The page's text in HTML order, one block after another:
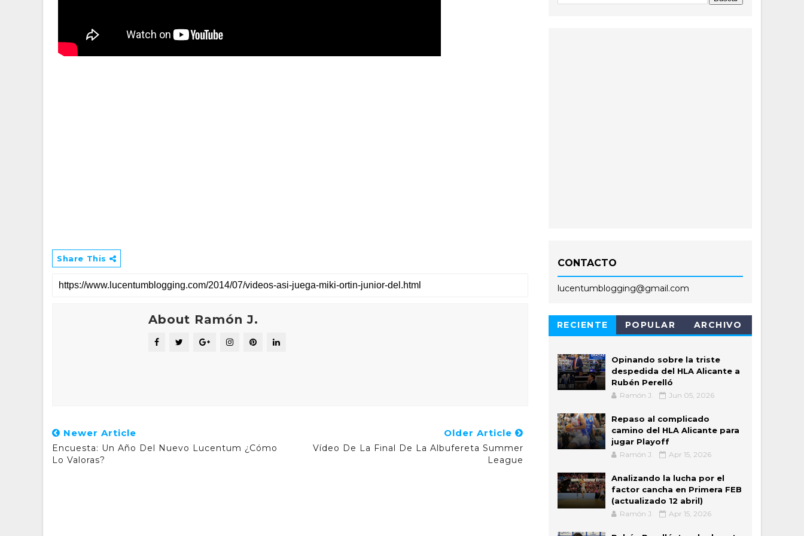
Share This
About Ramón J.
Newer Article
Encuesta: Un Año Del Nuevo Lucentum ¿Cómo
Lo Valoras?
Older Article
Vídeo De La Final De La Albufereta Summer
League
CONTACTO
lucentumblogging@gmail.com
RECIENTE POPULAR ARCHIVO
Opinando sobre la triste
despedida del HLA Alicante a
Rubén Perelló
Ramón J. Jun 05, 2026
Repaso al complicado
camino del HLA Alicante para
jugar Playoff
Ramón J. Apr 15, 2026
Analizando la lucha por el
factor cancha en Primera FEB
(actualizado 12 abril)
Ramón J. Apr 15, 2026